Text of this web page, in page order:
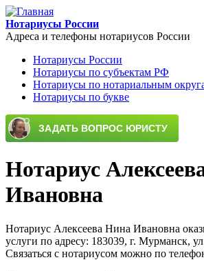
Перейти к основному содержанию
Нотариусы России
Адреса и телефоны нотариусов России
Main menu
Нотариусы России
Нотариусы по субъектам РФ
Нотариусы по нотариальным
Нотариусы по букве
Нотариус
Ивановна
Нотариус Алексеева Нина Ивановна
услуги по адресу: 183039, г. Мурманск,
Связаться с нотариусом можно по